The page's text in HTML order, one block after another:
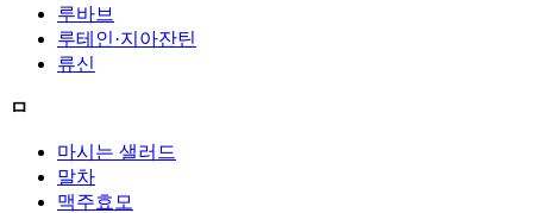
루바브
루테인·지아잔틴
류신
ㅁ
마시는 샐러드
말차
맥주효모